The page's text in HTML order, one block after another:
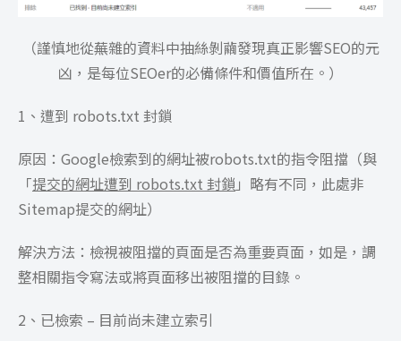
（謹慎地從蕪雜的資料中抽絲剝繭發現真正影響SEO的元
凶，是每位SEOer的必備條件和價值所在。）
1、遭到 robots.txt 封鎖
原因：Google檢索到的網址被robots.txt的指令阻擋（與
「提交的網址遭到 robots.txt 封鎖 」略有不同，此處非
Sitemap提交的網址）
解決方法：檢視被阻擋的頁面是否為重要頁面，如是，調
整相關指令寫法或將頁面移出被阻擋的目錄。
2、已檢索 – 目前尚未建立索引